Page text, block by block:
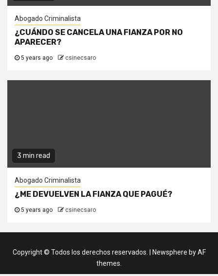
Abogado Criminalista
¿CUÁNDO SE CANCELA UNA FIANZA POR NO
APARECER?
5 years ago csinecsaro
3 min read
Abogado Criminalista
¿ME DEVUELVEN LA FIANZA QUE PAGUÉ?
5 years ago csinecsaro
Copyright © Todos los derechos reservados. Newsphere by AF
themes.